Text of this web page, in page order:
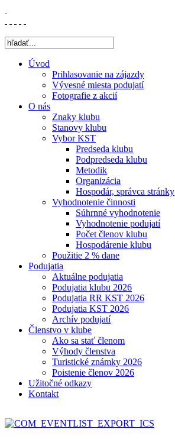
Úvod
Prihlasovanie na zájazdy
Vývesné miesta podujatí
Fotografie z akcií
O nás
Znaky klubu
Stanovy klubu
Vybor KST
Predseda klubu
Podpredseda klubu
Metodik
Organizácia
Hospodár, správca stránky
Vyhodnotenie činnosti
Súhrnné vyhodnotenie
Vyhodnotenie podujatí
Počet členov klubu
Hospodárenie klubu
Použitie 2 % dane
Podujatia
Aktuálne podujatia
Podujatia klubu 2026
Podujatia RR KST 2026
Podujatia KST 2026
Archív podujatí
Členstvo v klube
Ako sa stať členom
Výhody členstva
Turistické známky 2026
Poistenie členov 2026
Užitočné odkazy
Kontakt